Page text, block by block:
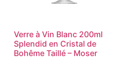
Verre à Vin Blanc 200ml
Splendid en Cristal de
Bohême Taillé – Moser